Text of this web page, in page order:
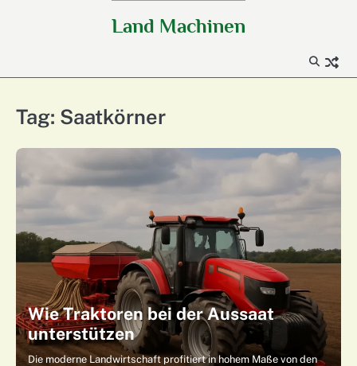
Land Machinen
Tag: Saatkörner
Wie Traktoren bei der Aussaat
unterstützen
Die moderne Landwirtschaft profitiert in hohem Maße von den